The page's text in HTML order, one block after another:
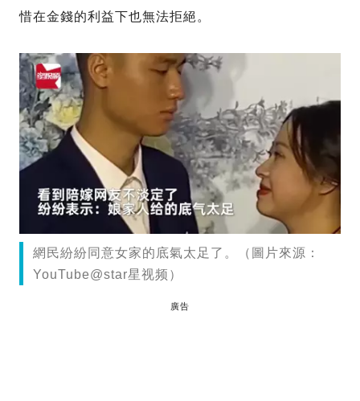
惜在金錢的利益下也無法拒絕。
網民紛紛同意女家的底氣太足了。（圖片來源：
YouTube@star星视频）
廣告